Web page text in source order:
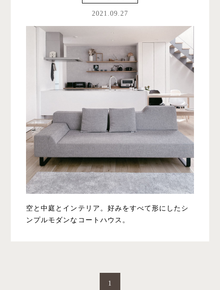
2021.09.27
空と中庭とインテリア。好みをすべて形にしたシ
ンプルモダンなコートハウス。
1